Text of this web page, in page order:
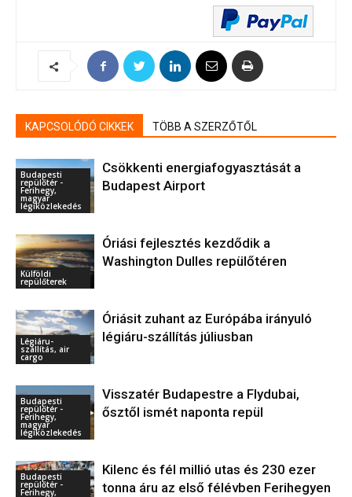
KAPCSOLÓDÓ CIKKEK TÖBB A SZERZŐTŐL
Budapesti
repülőtér -
Ferihegy,
magyar
légiközlekedés
Csökkenti energiafogyasztását a
Budapest Airport
Külföldi
repülőterek
Óriási fejlesztés kezdődik a
Washington Dulles repülőtéren
Légiáru-
szállítás, air
cargo
Óriásit zuhant az Európába irányuló
légiáru-szállítás júliusban
Budapesti
repülőtér -
Ferihegy,
magyar
légiközlekedés
Visszatér Budapestre a Flydubai,
ősztől ismét naponta repül
Budapesti
repülőtér -
Ferihegy,
Kilenc és fél millió utas és 230 ezer
tonna áru az első félévben Ferihegyen